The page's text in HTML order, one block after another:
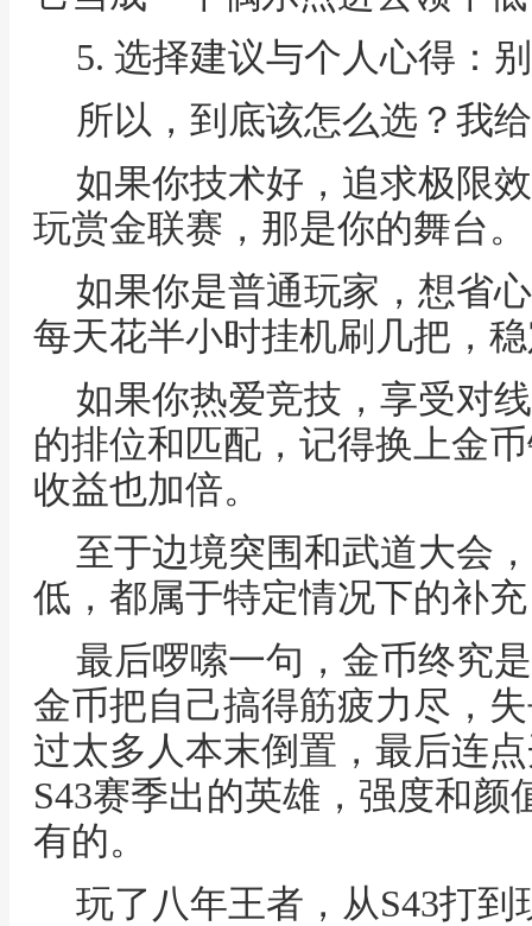
5. 选择建议与个人心得：
所以，到底该怎么选？我
如果你技术好，追求极限
玩赏金联赛，那是你的舞台。
如果你是普通玩家，想省
每天花半小时挂机刷几把，
如果你热爱竞技，享受对
的排位和匹配，记得换上金
收益也加倍。
至于边境突围和武道大会
低，都属于特定情况下的补
最后啰嗦一句，金币终究
金币把自己搞得筋疲力尽，
过太多人本末倒置，最后连
S43赛季出的英雄，强度和
有的。
玩了八年王者，从S43打